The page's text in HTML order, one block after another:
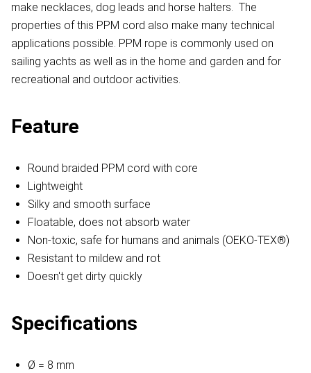
make necklaces, dog leads and horse halters. The
properties of this PPM cord also make many technical
applications possible. PPM rope is commonly used on
sailing yachts as well as in the home and garden and for
recreational and outdoor activities.
Feature
Round braided PPM cord with core
Lightweight
Silky and smooth surface
Floatable, does not absorb water
Non-toxic, safe for humans and animals (OEKO-TEX®)
Resistant to mildew and rot
Doesn't get dirty quickly
Specifications
Ø = 8 mm